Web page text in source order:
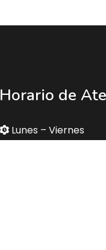
Horario de
Lunes – Viernes